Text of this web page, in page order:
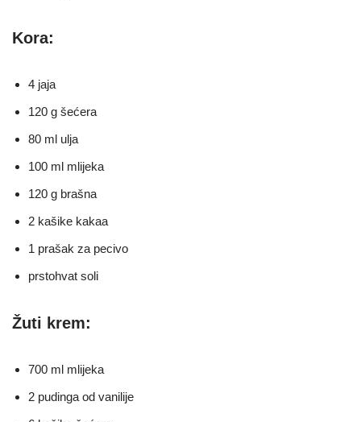
Kora:
4 jaja
120 g šećera
80 ml ulja
100 ml mlijeka
120 g brašna
2 kašike kakaa
1 prašak za pecivo
prstohvat soli
Žuti krem:
700 ml mlijeka
2 pudinga od vanilije